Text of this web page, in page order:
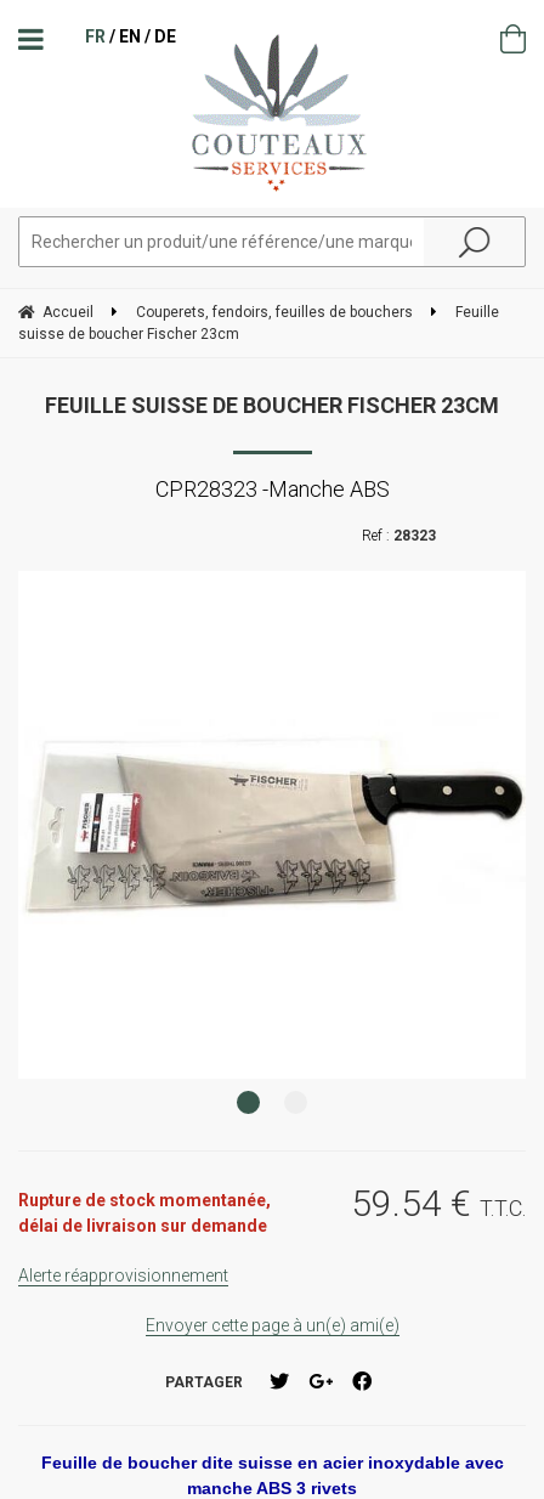
FR EN DE
Accueil Couperets, fendoirs, feuilles de bouchers
Feuille
suisse de boucher Fischer 23cm
FEUILLE SUISSE DE BOUCHER FISCHER 23CM
CPR28323 -Manche ABS
28323
59.54 € T.T.C.
Rupture de stock momentanée,
délai de livraison sur demande
Alerte réapprovisionnement
Envoyer cette page à un(e) ami(e)
PARTAGER
Feuille de boucher dite suisse en acier inoxydable avec
manche ABS 3 rivets